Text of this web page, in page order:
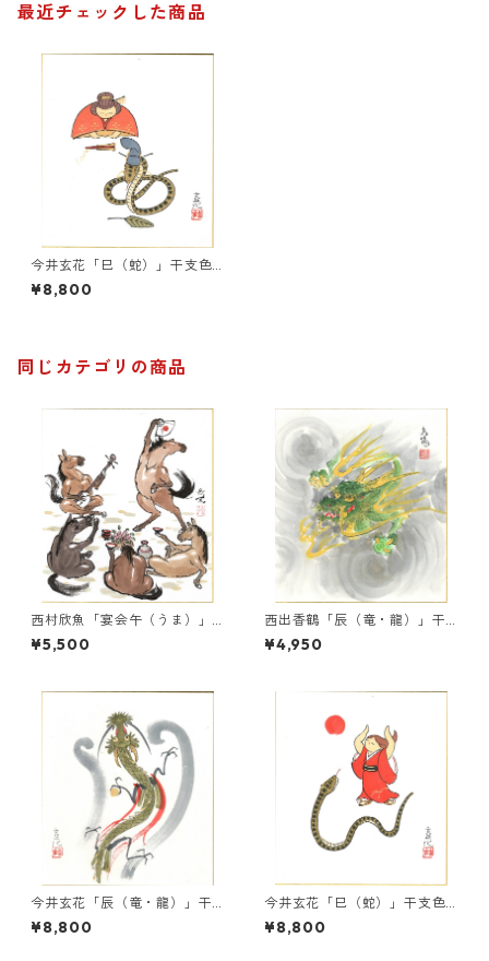
最近チェックした商品
今井玄花「巳（蛇）」干支色
紙絵
¥8,800
同じカテゴリの商品
西村欣魚「宴会午（うま）」
干支色紙絵
¥5,500
西出香鶴「辰（竜・龍）」干
支色紙絵
¥4,950
今井玄花「辰（竜・龍）」干
支色紙絵
¥8,800
今井玄花「巳（蛇）」干支色
紙絵
¥8,800